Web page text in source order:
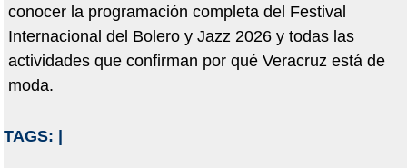
conocer la programación completa del Festival
Internacional del Bolero y Jazz 2026 y todas las
actividades que confirman por qué Veracruz está de
moda.
TAGS: